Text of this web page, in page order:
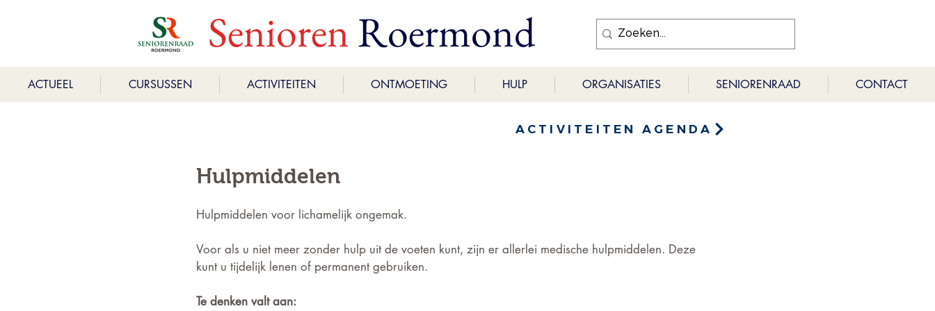
SeniorenRoermond
ACTUEEL CURSUSSEN ACTIVITEITEN ONTMOETING HULP ORGANISATIES SENIORENRAAD CONTACT
ACTIVITEITEN AGENDA
Hulpmiddelen
Hulpmiddelen voor lichamelijk ongemak.
Voor als u niet meer zonder hulp uit de voeten kunt, zijn er allerlei medische hulpmiddelen. Deze
kunt u tijdelijk lenen of permanent gebruiken.
Te denken valt aan: